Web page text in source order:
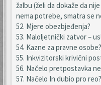
žalbu (želi da dokaže da
nema potrebe, smatra se
52. Mjere obezbjeđenja?
53. Maloljetnički zatvor –
54. Kazne za pravne osobe?
55. Inkvizitorski krivični
56. Načelo pretpostavka
57. Načelo In dubio pro reo?